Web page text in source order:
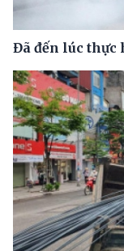
Đã đến lúc